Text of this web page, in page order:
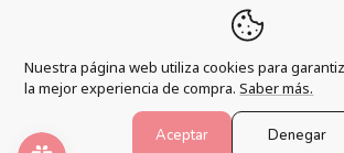
Programa de fidelización
Preguntas frecuentes
Blog
Nuestra página web utiliza cookies para
la mejor experiencia de compra. Saber más.
Aceptar Denegar